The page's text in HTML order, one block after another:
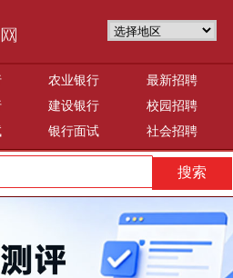
农业银行
最新招聘
建设银行
校园招聘
银行面试 社会招聘